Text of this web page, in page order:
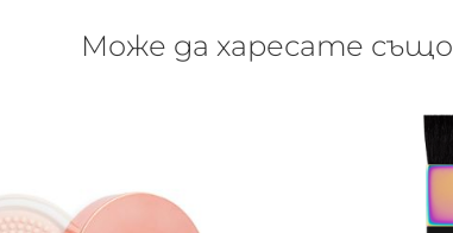
Може да харесате също